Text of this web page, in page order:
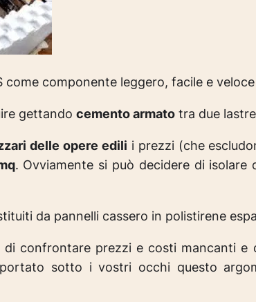
come componente leggero, facile e
gettando cemento armato tra due
delle opere edili i prezzi (che
. Ovviamente si può decidere di
da pannelli cassero in polistirene
di confrontare prezzi e costi mancanti
sotto i vostri occhi questo